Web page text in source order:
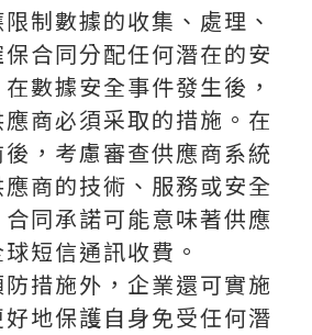
制數據的收集、處理、
合同分配任何潛在的安
數據安全事件發生後，
商必須采取的措施。在
，考慮審查供應商系統
商的技術、服務或安全
同承諾可能意味著供應
球短信通訊收費 。
措施外，企業還可實施
地保護自身免受任何潛